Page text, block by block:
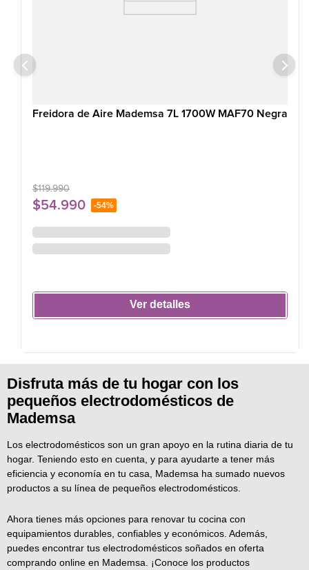
Freidora de Aire Mademsa 7L 1700W MAF70 Negra
$119.990
$54.990 -54%
Ver detalles
Disfruta más de tu hogar con los
pequeños electrodomésticos de
Mademsa
Los electrodomésticos son un gran apoyo en la rutina diaria de tu
hogar. Teniendo esto en cuenta, y para ayudarte a tener más
eficiencia y economía en tu casa, Mademsa ha sumado nuevos
productos a su línea de pequeños electrodomésticos.
Ahora tienes más opciones para renovar tu cocina con
equipamientos durables, confiables y económicos. Además,
puedes encontrar tus electrodomésticos soñados en oferta
comprando online en Mademsa. ¡Conoce los productos